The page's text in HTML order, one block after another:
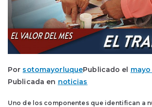
Por sotomayorluquePublicado el mayo
Publicada en noticias
Uno de los componentes que identifican a